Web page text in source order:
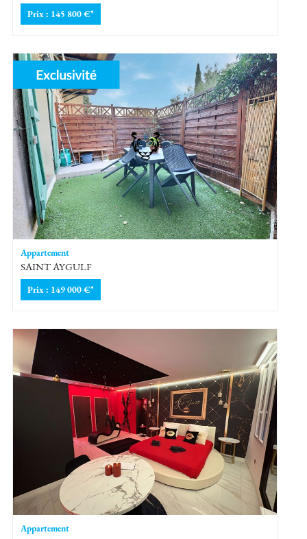
Prix : 145 800 €*
Appartement
SAINT AYGULF
Prix : 149 000 €*
Appartement